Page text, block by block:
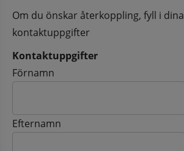
Om du önskar återkoppling, fyll i dina
kontaktuppgifter
Kontaktuppgifter
Kontaktuppgifter
Förnamn
Efternamn